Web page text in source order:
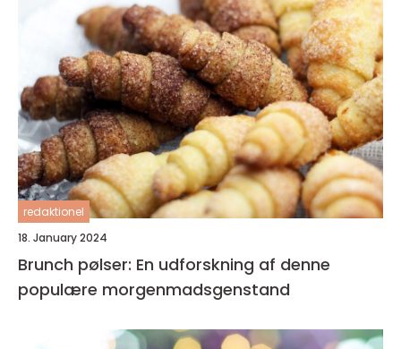
redaktionel
18. January 2024
Brunch pølser: En udforskning af denne
populære morgenmadsgenstand